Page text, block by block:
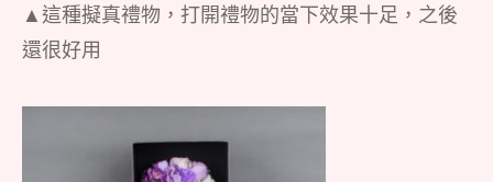
▲這種擬真禮物，打開禮物的當下效果十足，之後
還很好用